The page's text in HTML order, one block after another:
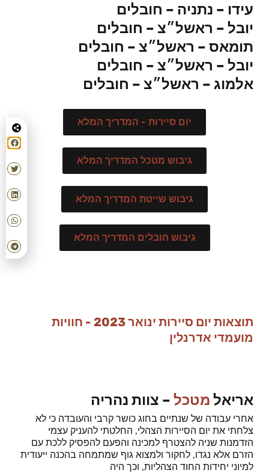
עידו – נתניה – חובלים
יובל – ראשל״צ – חובלים
תומאס – ראשל״צ – חובלים
יובל – ראשל״צ – חובלים
אלמוג – ראשל״צ – חובלים
יום סיירות - המדריך המלא
גיבוש מטכל המדריך המלא
גיבוש שייטת המדריך המלא
גיבוש חובלים המדריך המלא
תוצאות יום סיירות ינואר 2023 - חוויות
מועמדי אדרנלין
אריאל מטכל – צוות נהריה
אחרי עבודה של שנתיים בחוג כושר קרבי והעובדה כי לא
צלחתי את יום הסיירות הצהלי, החלטתי להעניק עצמי
הזדמנות שניה להצטרף למכינה והפעם להפסיק ללכת עם
הזרם אלא נגדו, לחקור ולמצוא גוף שמתמחה בהכנה ייעודית
למיוני יחידות החוד הצהליות, וכך היה